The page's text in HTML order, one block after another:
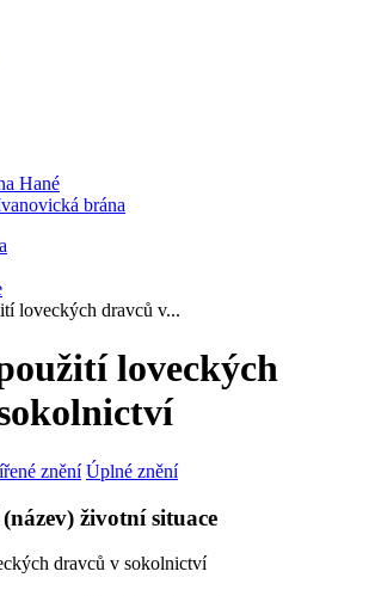
Hané
brána
loveckých dravců v...
loveckých
znění Úplné znění
životní situace
dravců v sokolnictví